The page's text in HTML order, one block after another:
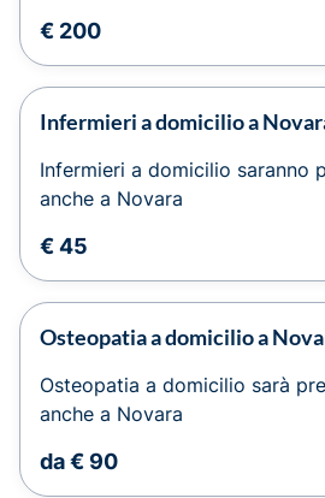
€ 200
Infermieri a domicilio a
Infermieri a domicilio saranno
anche a Novara
€ 45
Osteopatia a domicilio a
Osteopatia a domicilio sarà
anche a Novara
da € 90